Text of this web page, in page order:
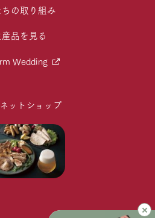
の取り組み
品を見る
Wedding
ネットショップ